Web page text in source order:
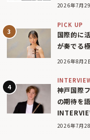
2026年7月
PICK UP
国際的に
が奏でる
2026年8月2
神戸国際
の期待を
2026年7月